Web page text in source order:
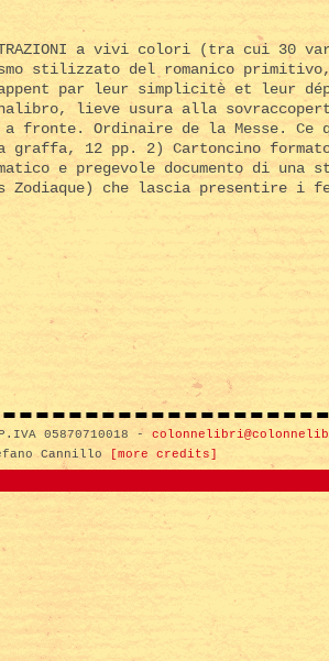
a vivi colori (tra cui 30
stilizzato del romanico
par leur simplicitè et leur
lieve usura alla
Ordinaire de la Messe. Ce
a graffa, 12 pp. 2) Cartoncino
e pregevole documento di una
che lascia presentire i
05870710018 -
Cannillo [more credits]